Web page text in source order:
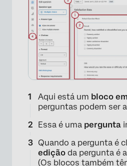
Aqui está um bloco
perguntas podem ser
Essa é uma pergunta
Quando a pergunta é
edição da pergunta é
(Os blocos também